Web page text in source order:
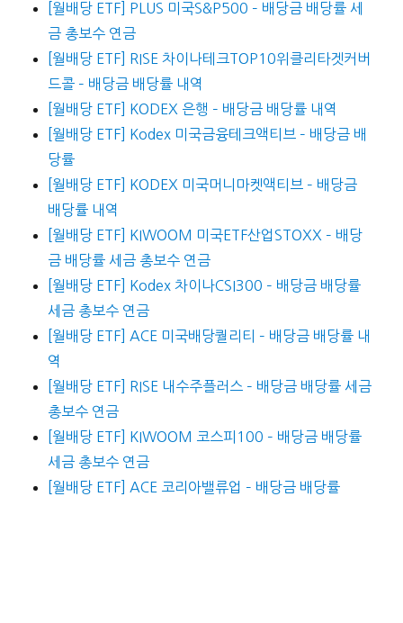
[월배당 ETF] PLUS 미국S&P500 – 배당금 배당률 세
금 총보수 연금
[월배당 ETF] RISE 차이나테크TOP10위클리타겟커버
드콜 – 배당금 배당률 내역
[월배당 ETF] KODEX 은행 – 배당금 배당률 내역
[월배당 ETF] Kodex 미국금융테크액티브 – 배당금 배
당률
[월배당 ETF] KODEX 미국머니마켓액티브 – 배당금
배당률 내역
[월배당 ETF] KIWOOM 미국ETF산업STOXX – 배당
금 배당률 세금 총보수 연금
[월배당 ETF] Kodex 차이나CSI300 – 배당금 배당률
세금 총보수 연금
[월배당 ETF] ACE 미국배당퀄리티 – 배당금 배당률 내
역
[월배당 ETF] RISE 내수주플러스 – 배당금 배당률 세금
총보수 연금
[월배당 ETF] KIWOOM 코스피100 – 배당금 배당률
세금 총보수 연금
[월배당 ETF] ACE 코리아밸류업 – 배당금 배당률